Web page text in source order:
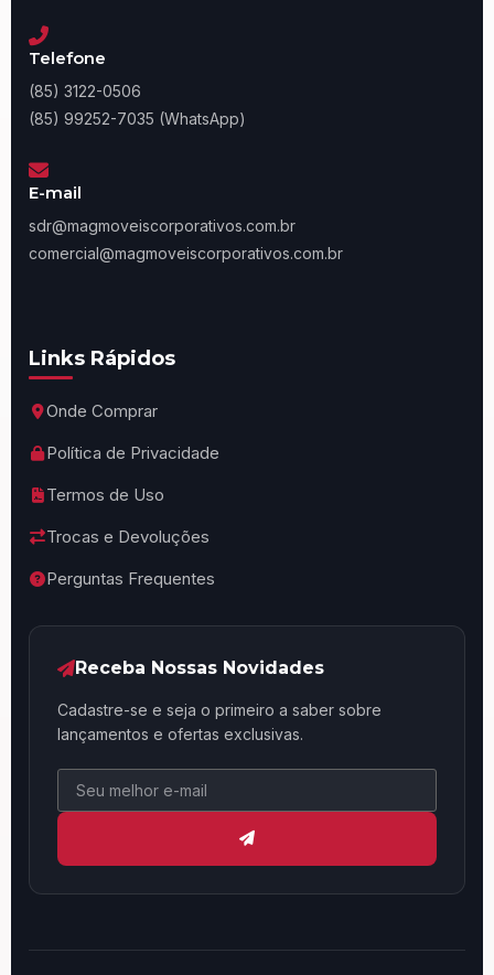
Telefone
(85) 3122-0506
(85) 99252-7035 (WhatsApp)
E-mail
sdr@magmoveiscorporativos.com.br
comercial@magmoveiscorporativos.com.br
Links Rápidos
Onde Comprar
Política de Privacidade
Termos de Uso
Trocas e Devoluções
Perguntas Frequentes
Receba Nossas Novidades
Cadastre-se e seja o primeiro a saber sobre
lançamentos e ofertas exclusivas.